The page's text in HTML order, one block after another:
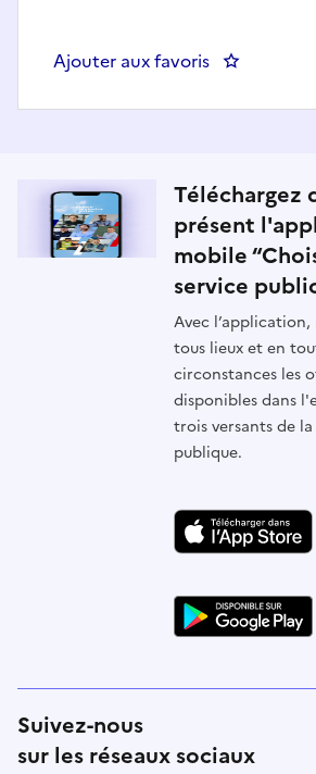
Ajouter aux favoris : CDD
Téléchargez
présent
mobile
service
Avec
tous lieux et en
circonstances les
disponibles dans
trois versants de
publique.
Suivez-nous
sur les réseaux sociaux